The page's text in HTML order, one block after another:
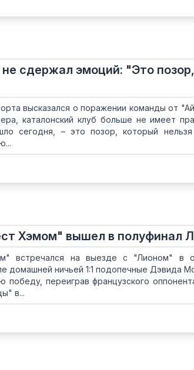
сдержал эмоций: "Это
высказался о поражении команды от
каталонский клуб больше не имеет
сегодня, – это позор, который
Хэмом" вышел в полуфинал
встречался на выезде с "Лионом" в
домашней ничьей 1:1 подопечные Дэвида
переиграв французского
в...